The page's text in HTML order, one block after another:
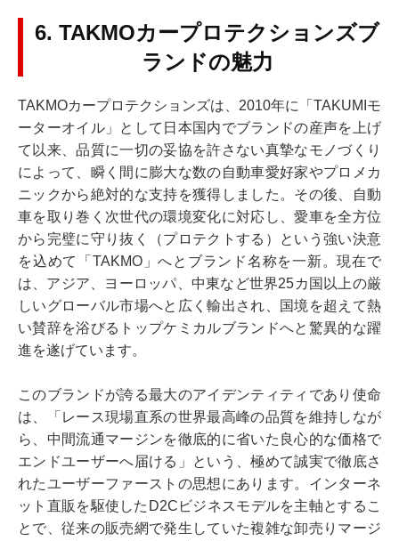
6. TAKMOカープロテクションズブ
ランドの魅力
TAKMOカープロテクションズは、2010年に「TAKUMIモ
ーターオイル」として日本国内でブランドの産声を上げ
て以来、品質に一切の妥協を許さない真摯なモノづくり
によって、瞬く間に膨大な数の自動車愛好家やプロメカ
ニックから絶対的な支持を獲得しました。その後、自動
車を取り巻く次世代の環境変化に対応し、愛車を全方位
から完璧に守り抜く（プロテクトする）という強い決意
を込めて「TAKMO」へとブランド名称を一新。現在で
は、アジア、ヨーロッパ、中東など世界25カ国以上の厳
しいグローバル市場へと広く輸出され、国境を超えて熱
い賛辞を浴びるトップケミカルブランドへと驚異的な躍
進を遂げています。
このブランドが誇る最大のアイデンティティであり使命
は、「レース現場直系の世界最高峰の品質を維持しなが
ら、中間流通マージンを徹底的に省いた良心的な価格で
エンドユーザーへ届ける」という、極めて誠実で徹底さ
れたユーザーファーストの思想にあります。インターネ
ット直販を駆使したD2Cビジネスモデルを主軸とするこ
とで、従来の販売網で発生していた複雑な卸売りマージ